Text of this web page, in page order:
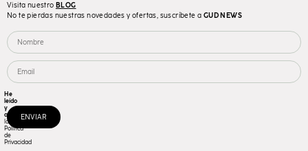
Visita nuestro BLOG
No te pierdas nuestras novedades y ofertas, suscríbete a GUD NEWS
He
leído
y
acepto
la
Política
de
Privacidad
ENVIAR